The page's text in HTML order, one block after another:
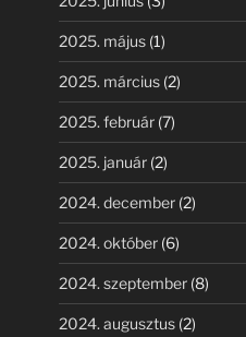
2025. május(1)
2025. március(2)
2025. február(7)
2025. január(2)
2024. december(2)
2024. október(6)
2024. szeptember(8)
2024. augusztus(2)